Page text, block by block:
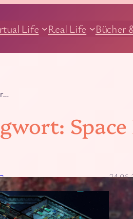
Life Real Life Bücher